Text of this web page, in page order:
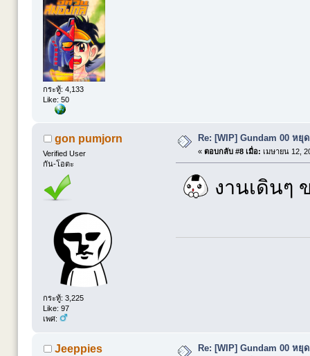
กระทู้: 4,133
Like: 50
gon pumjorn
Verified User
กัน-โอตะ
กระทู้: 3,225
Like: 97
เพศ:
Re: [WIP] Gundam 00 หยุ
« ตอบกลับ #8 เมื่อ: เมษายน 12,
งานเดินๆ
Jeeppies Re: [WIP] Gundam 00 หยุ